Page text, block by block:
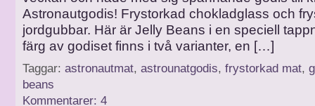
Astronautgodis! Frystorkad chokladglass och
jordgubbar. Här är Jelly Beans i en speciell
färg av godiset finns i två varianter, en […]
Taggar: astronautmat, astrounatgodis, frystorkad mat,
beans
Kommentarer: 4